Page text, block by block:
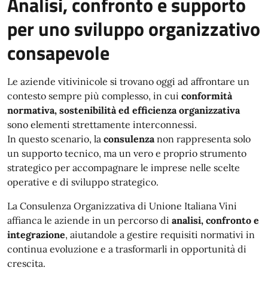
per uno sviluppo organizzativo
consapevole
Le aziende vitivinicole si trovano oggi ad affrontare un
contesto sempre più complesso, in cui conformità
normativa, sostenibilità ed efficienza organizzativa
sono elementi strettamente interconnessi.
In questo scenario, la consulenzanon rappresenta solo
un supporto tecnico, ma un vero e proprio strumento
strategico per accompagnare le imprese nelle scelte
operative e di sviluppo strategico.
La Consulenza Organizzativa di Unione Italiana Vini
affianca le aziende in un percorso di analisi, confronto e
integrazione, aiutandole a gestire requisiti normativi in
continua evoluzione e a trasformarli in opportunità di
crescita.